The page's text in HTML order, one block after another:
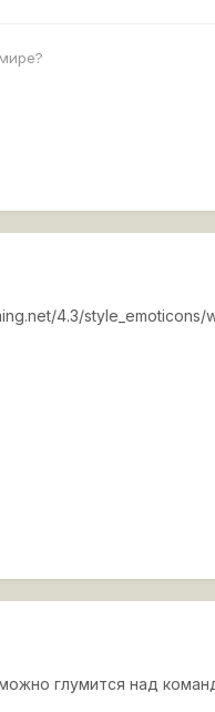
4.3/style_emoticons/
глумится над